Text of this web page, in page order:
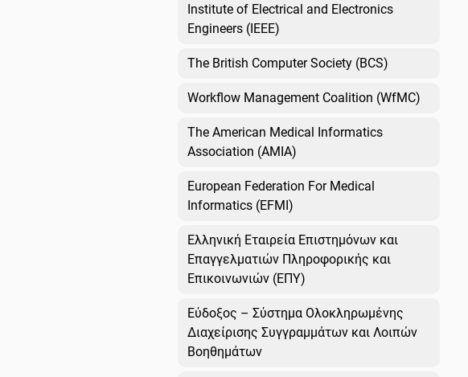
Institute of Electrical and Electronics
Engineers (IEEE)
The British Computer Society (BCS)
Workflow Management Coalition (WfMC)
The American Medical Informatics
Association (AMIA)
European Federation For Medical
Informatics (EFMI)
Ελληνική Εταιρεία Επιστημόνων και
Επαγγελματιών Πληροφορικής και
Επικοινωνιών (ΕΠΥ)
Εύδοξος – Σύστημα Ολοκληρωμένης
Διαχείρισης Συγγραμμάτων και Λοιπών
Βοηθημάτων